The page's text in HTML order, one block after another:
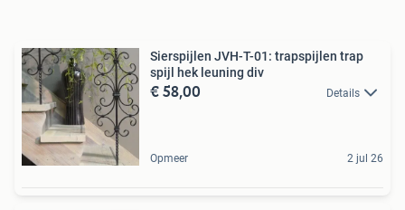
Sierspijlen JVH-T-01: trapspijlen trap
spijl hek leuning div
€ 58,00 Details
Opmeer 2 jul 26